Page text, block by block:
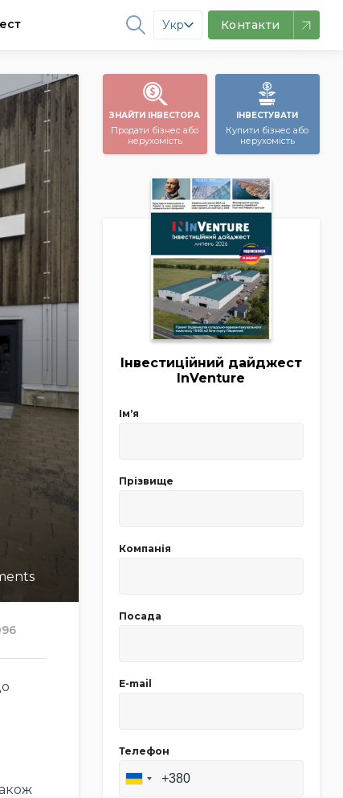
Укр Контакти
ЗНАЙТИ ІНВЕСТОРА
Продати бізнес або
нерухомість
ІНВЕСТУВАТИ
Купити бізнес або
нерухомість
Інвестиційний дайджест
InVenture
Імʼя
Прізвище
Компанія
Посада
E-mail
Телефон